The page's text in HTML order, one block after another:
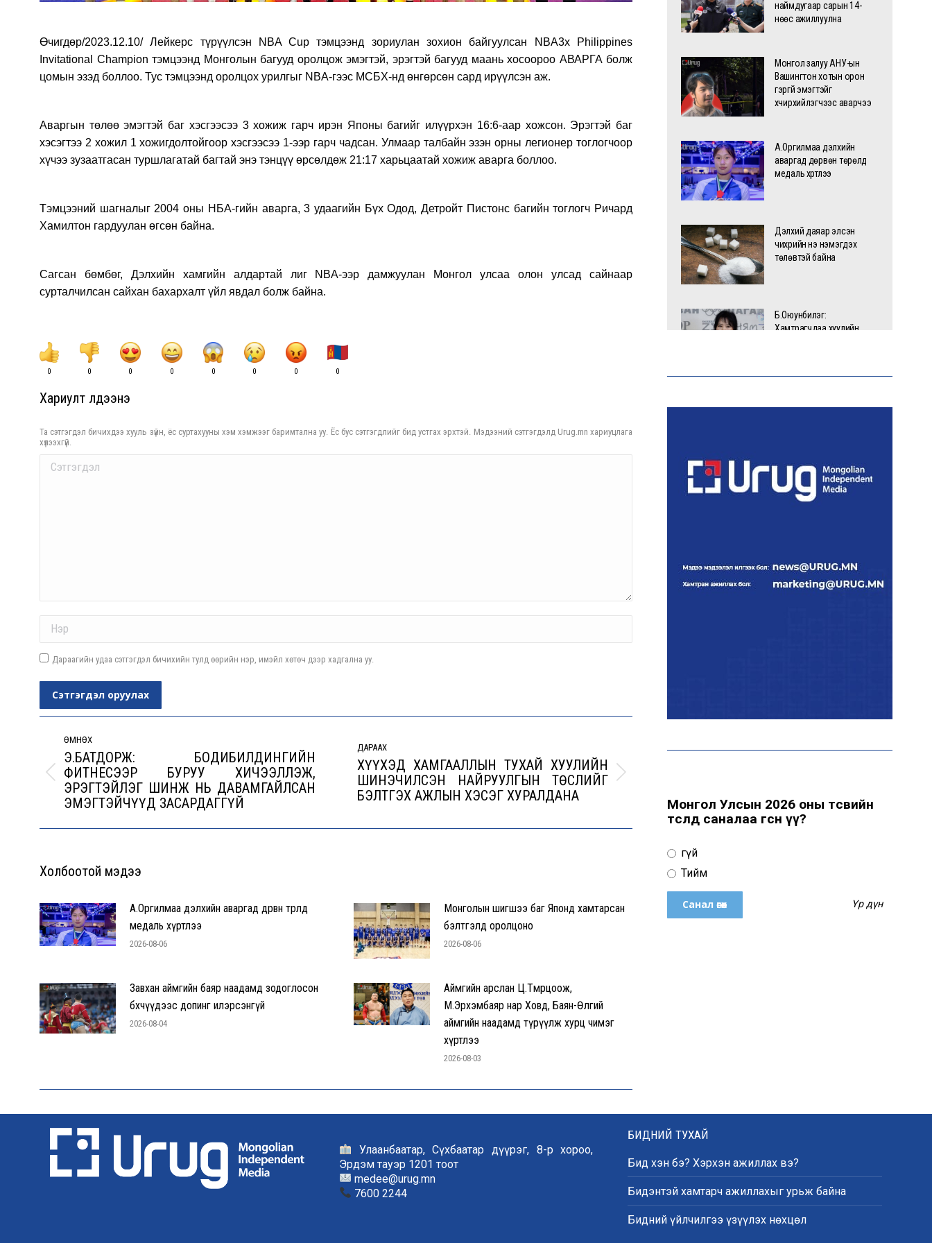
Өчигдөр/2023.12.10/ Лейкерс түрүүлсэн NBA Cup тэмцээнд зориулан зохион байгуулсан NBA3x Philippines
Invitational Champion тэмцээнд Монголын багууд оролцож эмэгтэй, эрэгтэй багууд маань хосоороо АВАРГА болж
цомын эзэд боллоо. Тус тэмцээнд оролцох урилгыг NBA-гээс МСБХ-нд өнгөрсөн сард ирүүлсэн аж.
Аваргын төлөө эмэгтэй баг хэсгээсээ 3 хожиж гарч ирэн Японы багийг илүүрхэн 16:6-аар хожсон. Эрэгтэй баг
хэсэгтээ 2 хожил 1 хожигдолтойгоор хэсгээсээ 1-ээр гарч чадсан. Улмаар талбайн эзэн орны легионер тоглогчоор
хүчээ зузаатгасан туршлагатай багтай энэ тэнцүү өрсөлдөж 21:17 харьцаатай хожиж аварга боллоо.
Тэмцээний шагналыг 2004 оны НБА-гийн аварга, 3 удаагийн Бүх Одод, Детройт Пистонс багийн тоглогч Ричард
Хамилтон гардуулан өгсөн байна.
Сагсан бөмбөг, Дэлхийн хамгийн алдартай лиг NBA-ээр дамжуулан Монгол улсаа олон улсад сайнаар
сурталчилсан сайхан бахархалт үйл явдал болж байна.
0 0 0 0 0 0 0 0
Хариулт үлдээнэ үү
Та сэтгэгдэл бичихдээ хууль зүйн, ёс суртахууны хэм хэмжээг баримтална уу. Ёс бус сэтгэгдлийг бид устгах эрхтэй. Мэдээний сэтгэгдэлд Urug.mn хариуцлага
хүлээхгүй.
Comment
Дараагийн удаа сэтгэгдэл бичихийн тулд өөрийн нэр, имэйл хөтөч дээр хадгална уу.
Сэтгэгдэл оруулах
navigation
ӨМНӨХ
Previous
post:
Э.БАТДОРЖ: БОДИБИЛДИНГИЙН
ФИТНЕСЭЭР БУРУУ ХИЧЭЭЛЛЭЖ,
ЭРЭГТЭЙЛЭГ ШИНЖ НЬ ДАВАМГАЙЛСАН
ЭМЭГТЭЙЧҮҮД ЗАСАРДАГГҮЙ
ДАРААХ
Next
post:
ХҮҮХЭД ХАМГААЛЛЫН ТУХАЙ ХУУЛИЙН
ШИНЭЧИЛСЭН НАЙРУУЛГЫН ТӨСЛИЙГ
БЭЛТГЭХ АЖЛЫН ХЭСЭГ ХУРАЛДАНА
Холбоотой мэдээ
А.Оргилмаа дэлхийн аваргад дөрвөн төрөлд
медаль хүртлээ
2026-08-06
Монголын шигшээ баг Японд хамтарсан
бэлтгэлд оролцоно
2026-08-06
Завхан аймгийн баяр наадамд зодоглосон
бөхчүүдээс допинг илэрсэнгүй
2026-08-04
Аймгийн арслан Ц.Төмөрцоож,
М.Эрхэмбаяр нар Ховд, Баян-Өлгий
аймгийн наадамд түрүүлж хурц чимэг
хүртлээ
2026-08-03
наймдугаар сарын 14-
нөөс ажиллуулна
Монгол залуу АНУ-ын
Вашингтон хотын орон
гэргүй эмэгтэйг
хүчирхийлэгчээс аварчээ
А.Оргилмаа дэлхийн
аваргад дөрвөн төрөлд
медаль хүртлээ
Дэлхий даяар элсэн
чихрийн үнэ нэмэгдэх
төлөвтэй байна
Б.Оюунбилэг:
Хамтрагчдаа хуулийн
Д.Амарбаясгалан: Зах
Голомт банк АНЭУ-ын
Mashreq банканд Дирхам
Өчигдөр 102 тусгай
Н.Номтойбаяр:
Өвөлжилтийн бэлтгэлд
зориулж Дорнод аймгийн
Онцгой комисст 50 тонн
шатахуун олгоно
Монгол Улсын 2026 оны төсвийн
төсөлд саналаа өгсөн үү?
Үгүй
Тийм
Үр дүн
Улаанбаатар, Сүхбаатар дүүрэг, 8-р хороо,
Эрдэм тауэр 1201 тоот
medee@urug.mn
7600 2244
БИДНИЙ ТУХАЙ
Бид хэн бэ? Хэрхэн ажиллах вэ?
Бидэнтэй хамтарч ажиллахыг урьж байна
Бидний үйлчилгээ үзүүлэх нөхцөл